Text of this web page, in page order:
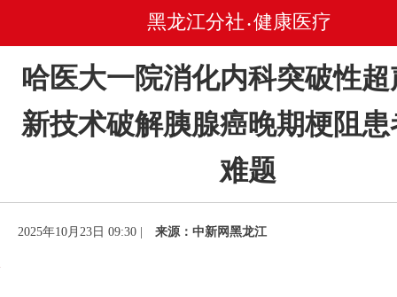
黑龙江分社 • 健康医疗
哈医大一院消化内科突破性
新技术破解胰腺癌晚期梗阻
难题
2025年10月23日 09:30 | 来源：中新网黑龙江